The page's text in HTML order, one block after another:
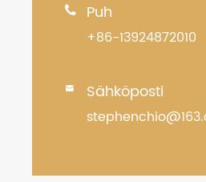
 Puh
+86-13924872010
 Sähköposti